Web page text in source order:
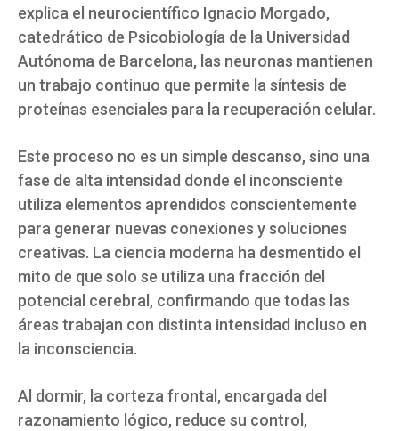
explica el neurocientífico Ignacio Morgado,
catedrático de Psicobiología de la Universidad
Autónoma de Barcelona, las neuronas mantienen
un trabajo continuo que permite la síntesis de
proteínas esenciales para la recuperación celular.
Este proceso no es un simple descanso, sino una
fase de alta intensidad donde el inconsciente
utiliza elementos aprendidos conscientemente
para generar nuevas conexiones y soluciones
creativas. La ciencia moderna ha desmentido el
mito de que solo se utiliza una fracción del
potencial cerebral, confirmando que todas las
áreas trabajan con distinta intensidad incluso en
la inconsciencia.
Al dormir, la corteza frontal, encargada del
razonamiento lógico, reduce su control,